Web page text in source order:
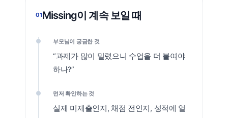
01Missing이 계속 보일 때
부모님이 궁금한 것
“과제가 많이 밀렸으니 수업을 더 붙여야
하나?”
먼저 확인하는 것
실제 미제출인지, 채점 전인지, 성적에 얼